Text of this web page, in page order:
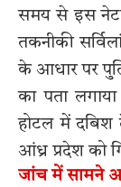
समय से इस
तकनीकी
के आधार पर
का पता
होटल में दबिश
आंध्र प्रदेश को
जांच में सामने